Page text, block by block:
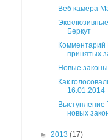
Веб камера
Беркут
принятых
Новые
Как
16.01.2014
Выступление
новых
► 2013 (17)